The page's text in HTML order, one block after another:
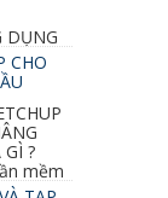
DỤNG
●
CHO
GÌ ?
mềm